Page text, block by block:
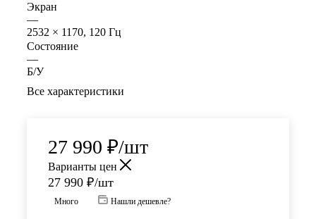
Экран
—
2532 × 1170, 120 Гц
Состояние
—
Б/У
Все характеристики
27 990 ₽/шт
Варианты цен
27 990 ₽/шт
Много Нашли дешевле?